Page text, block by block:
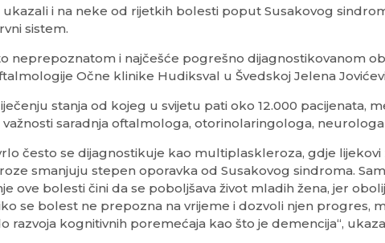
ukazali i na neke od rijetkih bolesti poput Susakovog
sistem.
neprepoznatom i najčešće pogrešno dijagnostikovanom
Očne klinike Hudiksval u Švedskoj Jelena
stanja od kojeg u svijetu pati oko 12.000 pacijenata,
saradnja oftalmologa, otorinolaringologa,
često se dijagnostikuje kao multiplaskleroza, gdje lijekovi
smanjuju stepen oporavka od Susakovog sindroma.
ove bolesti čini da se poboljšava život mladih žena, jer
se bolest ne prepozna na vrijeme i dozvoli njen progres,
razvoja kognitivnih poremećaja kao što je demencija“,